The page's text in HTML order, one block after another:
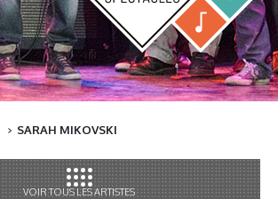
SARAH MIKOVSKI
VOIR TOUS LES ARTISTES